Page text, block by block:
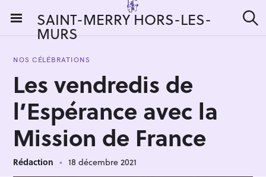
i
SAINT-MERRY HORS-LES-
MURS e
NOS CÉLÉBRATIONS
Les vendredis de
l’Espérance avec la
Mission de France
Rédaction 18 décembre 2021